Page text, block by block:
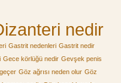
nedir
Gastrit nedenleri Gastrit nedir
Gece körlüğü nedir Gevşek penis
Göz ağrısı neden olur Göz